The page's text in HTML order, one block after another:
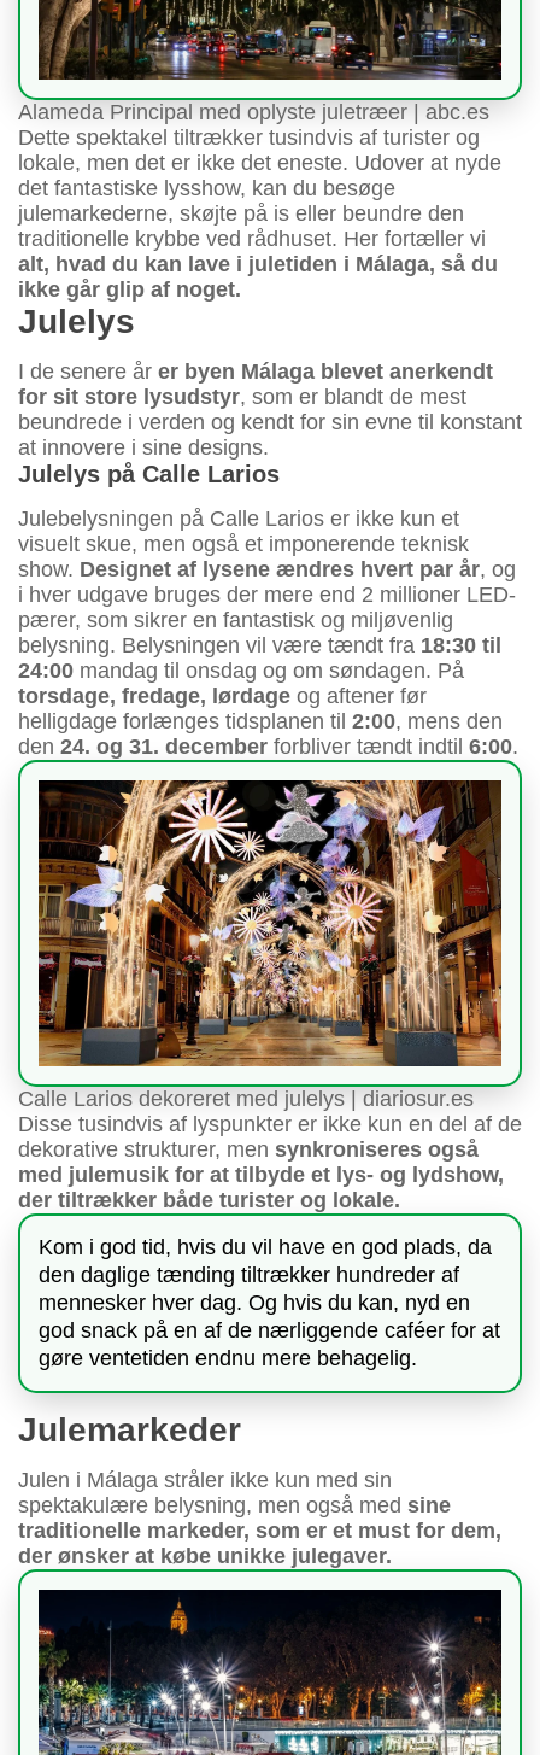
Alameda Principal med oplyste juletræer | abc.es
Dette spektakel tiltrækker tusindvis af turister og
lokale, men det er ikke det eneste. Udover at nyde
det fantastiske lysshow, kan du besøge
julemarkederne, skøjte på is eller beundre den
traditionelle krybbe ved rådhuset. Her fortæller vi
alt, hvad du kan lave i juletiden i Málaga, så du
ikke går glip af noget.
Julelys
I de senere år er byen Málaga blevet anerkendt
for sit store lysudstyr, som er blandt de mest
beundrede i verden og kendt for sin evne til konstant
at innovere i sine designs.
Julelys på Calle Larios
Julebelysningen på Calle Larios er ikke kun et
visuelt skue, men også et imponerende teknisk
show. Designet af lysene ændres hvert par år, og
i hver udgave bruges der mere end 2 millioner LED-
pærer, som sikrer en fantastisk og miljøvenlig
belysning. Belysningen vil være tændt fra 18:30 til
24:00 mandag til onsdag og om søndagen. På
torsdage, fredage, lørdage og aftener før
helligdage forlænges tidsplanen til 2:00, mens den
den 24. og 31. december forbliver tændt indtil 6:00.
Calle Larios dekoreret med julelys | diariosur.es
Disse tusindvis af lyspunkter er ikke kun en del af de
dekorative strukturer, men synkroniseres også
med julemusik for at tilbyde et lys- og lydshow,
der tiltrækker både turister og lokale.
Kom i god tid, hvis du vil have en god plads, da
den daglige tænding tiltrækker hundreder af
mennesker hver dag. Og hvis du kan, nyd en
god snack på en af de nærliggende caféer for at
gøre ventetiden endnu mere behagelig.
Julemarkeder
Julen i Málaga stråler ikke kun med sin
spektakulære belysning, men også med sine
traditionelle markeder, som er et must for dem,
der ønsker at købe unikke julegaver.